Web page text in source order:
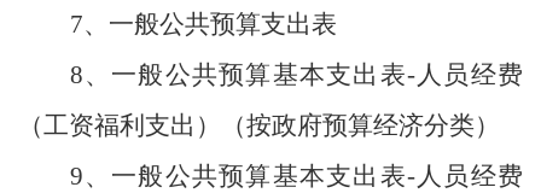
7、一般公共预算支出表
8、一般公共预算基本支出表-人员经费
（工资福利支出）（按政府预算经济分类）
9、一般公共预算基本支出表-人员经费